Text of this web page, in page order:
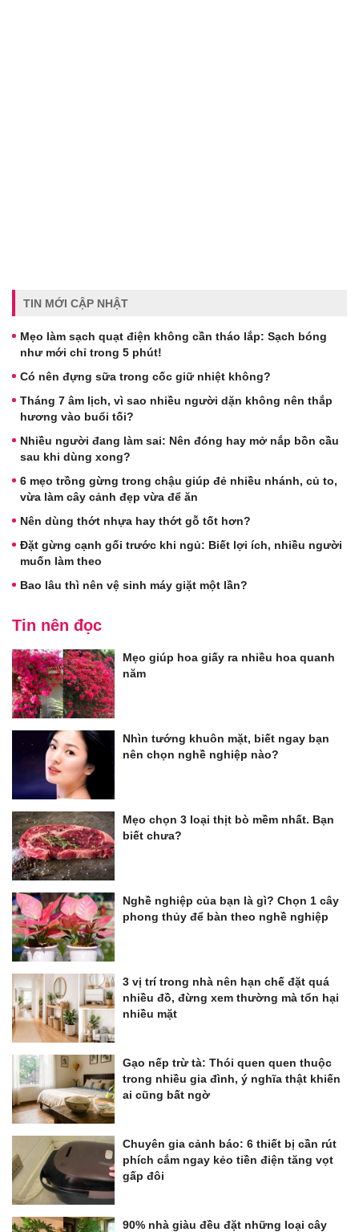
TIN MỚI CẬP NHẬT
Mẹo làm sạch quạt điện không cần tháo lắp: Sạch bóng
như mới chỉ trong 5 phút!
Có nên đựng sữa trong cốc giữ nhiệt không?
Tháng 7 âm lịch, vì sao nhiều người dặn không nên thắp
hương vào buổi tối?
Nhiều người đang làm sai: Nên đóng hay mở nắp bồn cầu
sau khi dùng xong?
6 mẹo trồng gừng trong chậu giúp đẻ nhiều nhánh, củ to,
vừa làm cây cảnh đẹp vừa để ăn
Nên dùng thớt nhựa hay thớt gỗ tốt hơn?
Đặt gừng cạnh gối trước khi ngủ: Biết lợi ích, nhiều người
muốn làm theo
Bao lâu thì nên vệ sinh máy giặt một lần?
Tin nên đọc
Mẹo giúp hoa giấy ra nhiều hoa quanh
năm
Nhìn tướng khuôn mặt, biết ngay bạn
nên chọn nghề nghiệp nào?
Mẹo chọn 3 loại thịt bò mềm nhất. Bạn
biết chưa?
Nghề nghiệp của bạn là gì? Chọn 1 cây
phong thủy để bàn theo nghề nghiệp
3 vị trí trong nhà nên hạn chế đặt quá
nhiều đồ, đừng xem thường mà tổn hại
nhiều mặt
Gạo nếp trừ tà: Thói quen quen thuộc
trong nhiều gia đình, ý nghĩa thật khiến
ai cũng bất ngờ
Chuyên gia cảnh báo: 6 thiết bị cần rút
phích cắm ngay kẻo tiền điện tăng vọt
gấp đôi
90% nhà giàu đều đặt những loại cây